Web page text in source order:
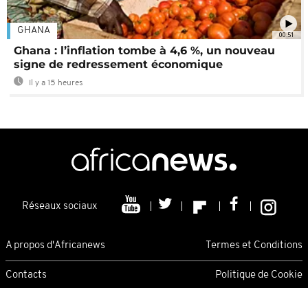
00:51
GHANA
Ghana : l’inflation tombe à 4,6 %, un nouveau
signe de redressement économique
Il y a 15 heures
Réseaux sociaux
A propos d'Africanews Termes et Conditions
Contacts Politique de Cookie